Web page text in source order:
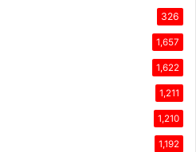
326
1,657
1,622
1,211
1,210
1,192